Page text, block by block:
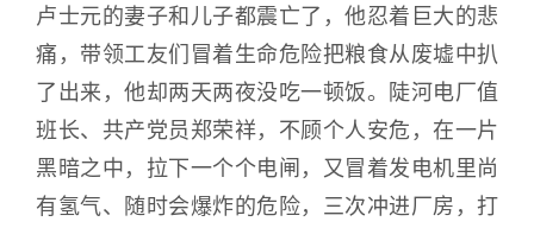
卢士元的妻子和儿子都震亡了，他忍着巨大的悲
痛，带领工友们冒着生命危险把粮食从废墟中扒
了出来，他却两天两夜没吃一顿饭。陡河电厂值
班长、共产党员郑荣祥，不顾个人安危，在一片
黑暗之中，拉下一个个电闸，又冒着发电机里尚
有氢气、随时会爆炸的危险，三次冲进厂房，打